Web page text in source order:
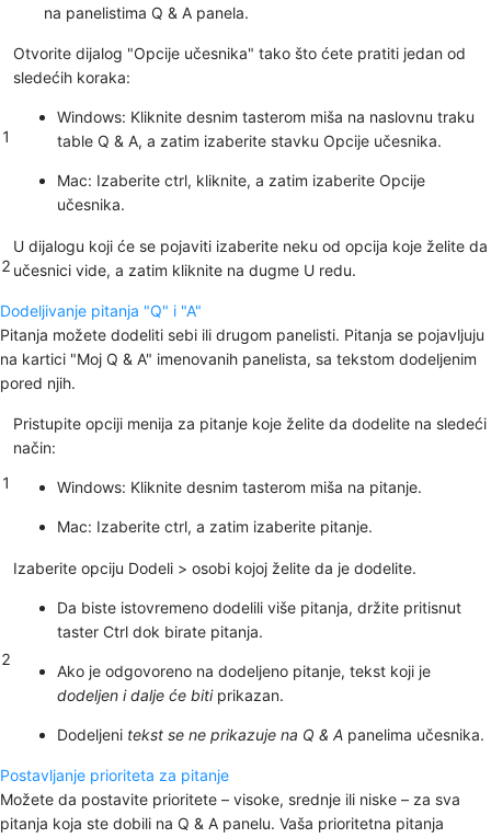
na panelistima Q & A panela.
1
Otvorite dijalog "Opcije učesnika" tako što ćete pratiti jedan od
sledećih koraka:
Windows: Kliknite desnim tasterom miša na naslovnu traku
table Q & A, a zatim izaberite stavku Opcije učesnika.
Mac: Izaberite ctrl, kliknite, a zatim izaberite Opcije
učesnika.
2
U dijalogu koji će se pojaviti izaberite neku od opcija koje želite da
učesnici vide, a zatim kliknite na dugme U redu.
Dodeljivanje pitanja "Q" i "A"
Pitanja možete dodeliti sebi ili drugom panelisti. Pitanja se pojavljuju
na kartici "Moj Q & A" imenovanih panelista, sa tekstom dodeljenim
pored njih.
1
Pristupite opciji menija za pitanje koje želite da dodelite na sledeći
način:
Windows: Kliknite desnim tasterom miša na pitanje.
Mac: Izaberite ctrl, a zatim izaberite pitanje.
2
Izaberite opciju Dodeli > osobi kojoj želite da je dodelite.
Da biste istovremeno dodelili više pitanja, držite pritisnut
taster Ctrl dok birate pitanja.
Ako je odgovoreno na dodeljeno pitanje, tekst koji je
dodeljen i dalje će biti prikazan.
Dodeljeni tekst se ne prikazuje na Q & A panelima učesnika.
Postavljanje prioriteta za pitanje
Možete da postavite prioritete – visoke, srednje ili niske – za sva
pitanja koja ste dobili na Q & A panelu. Vaša prioritetna pitanja